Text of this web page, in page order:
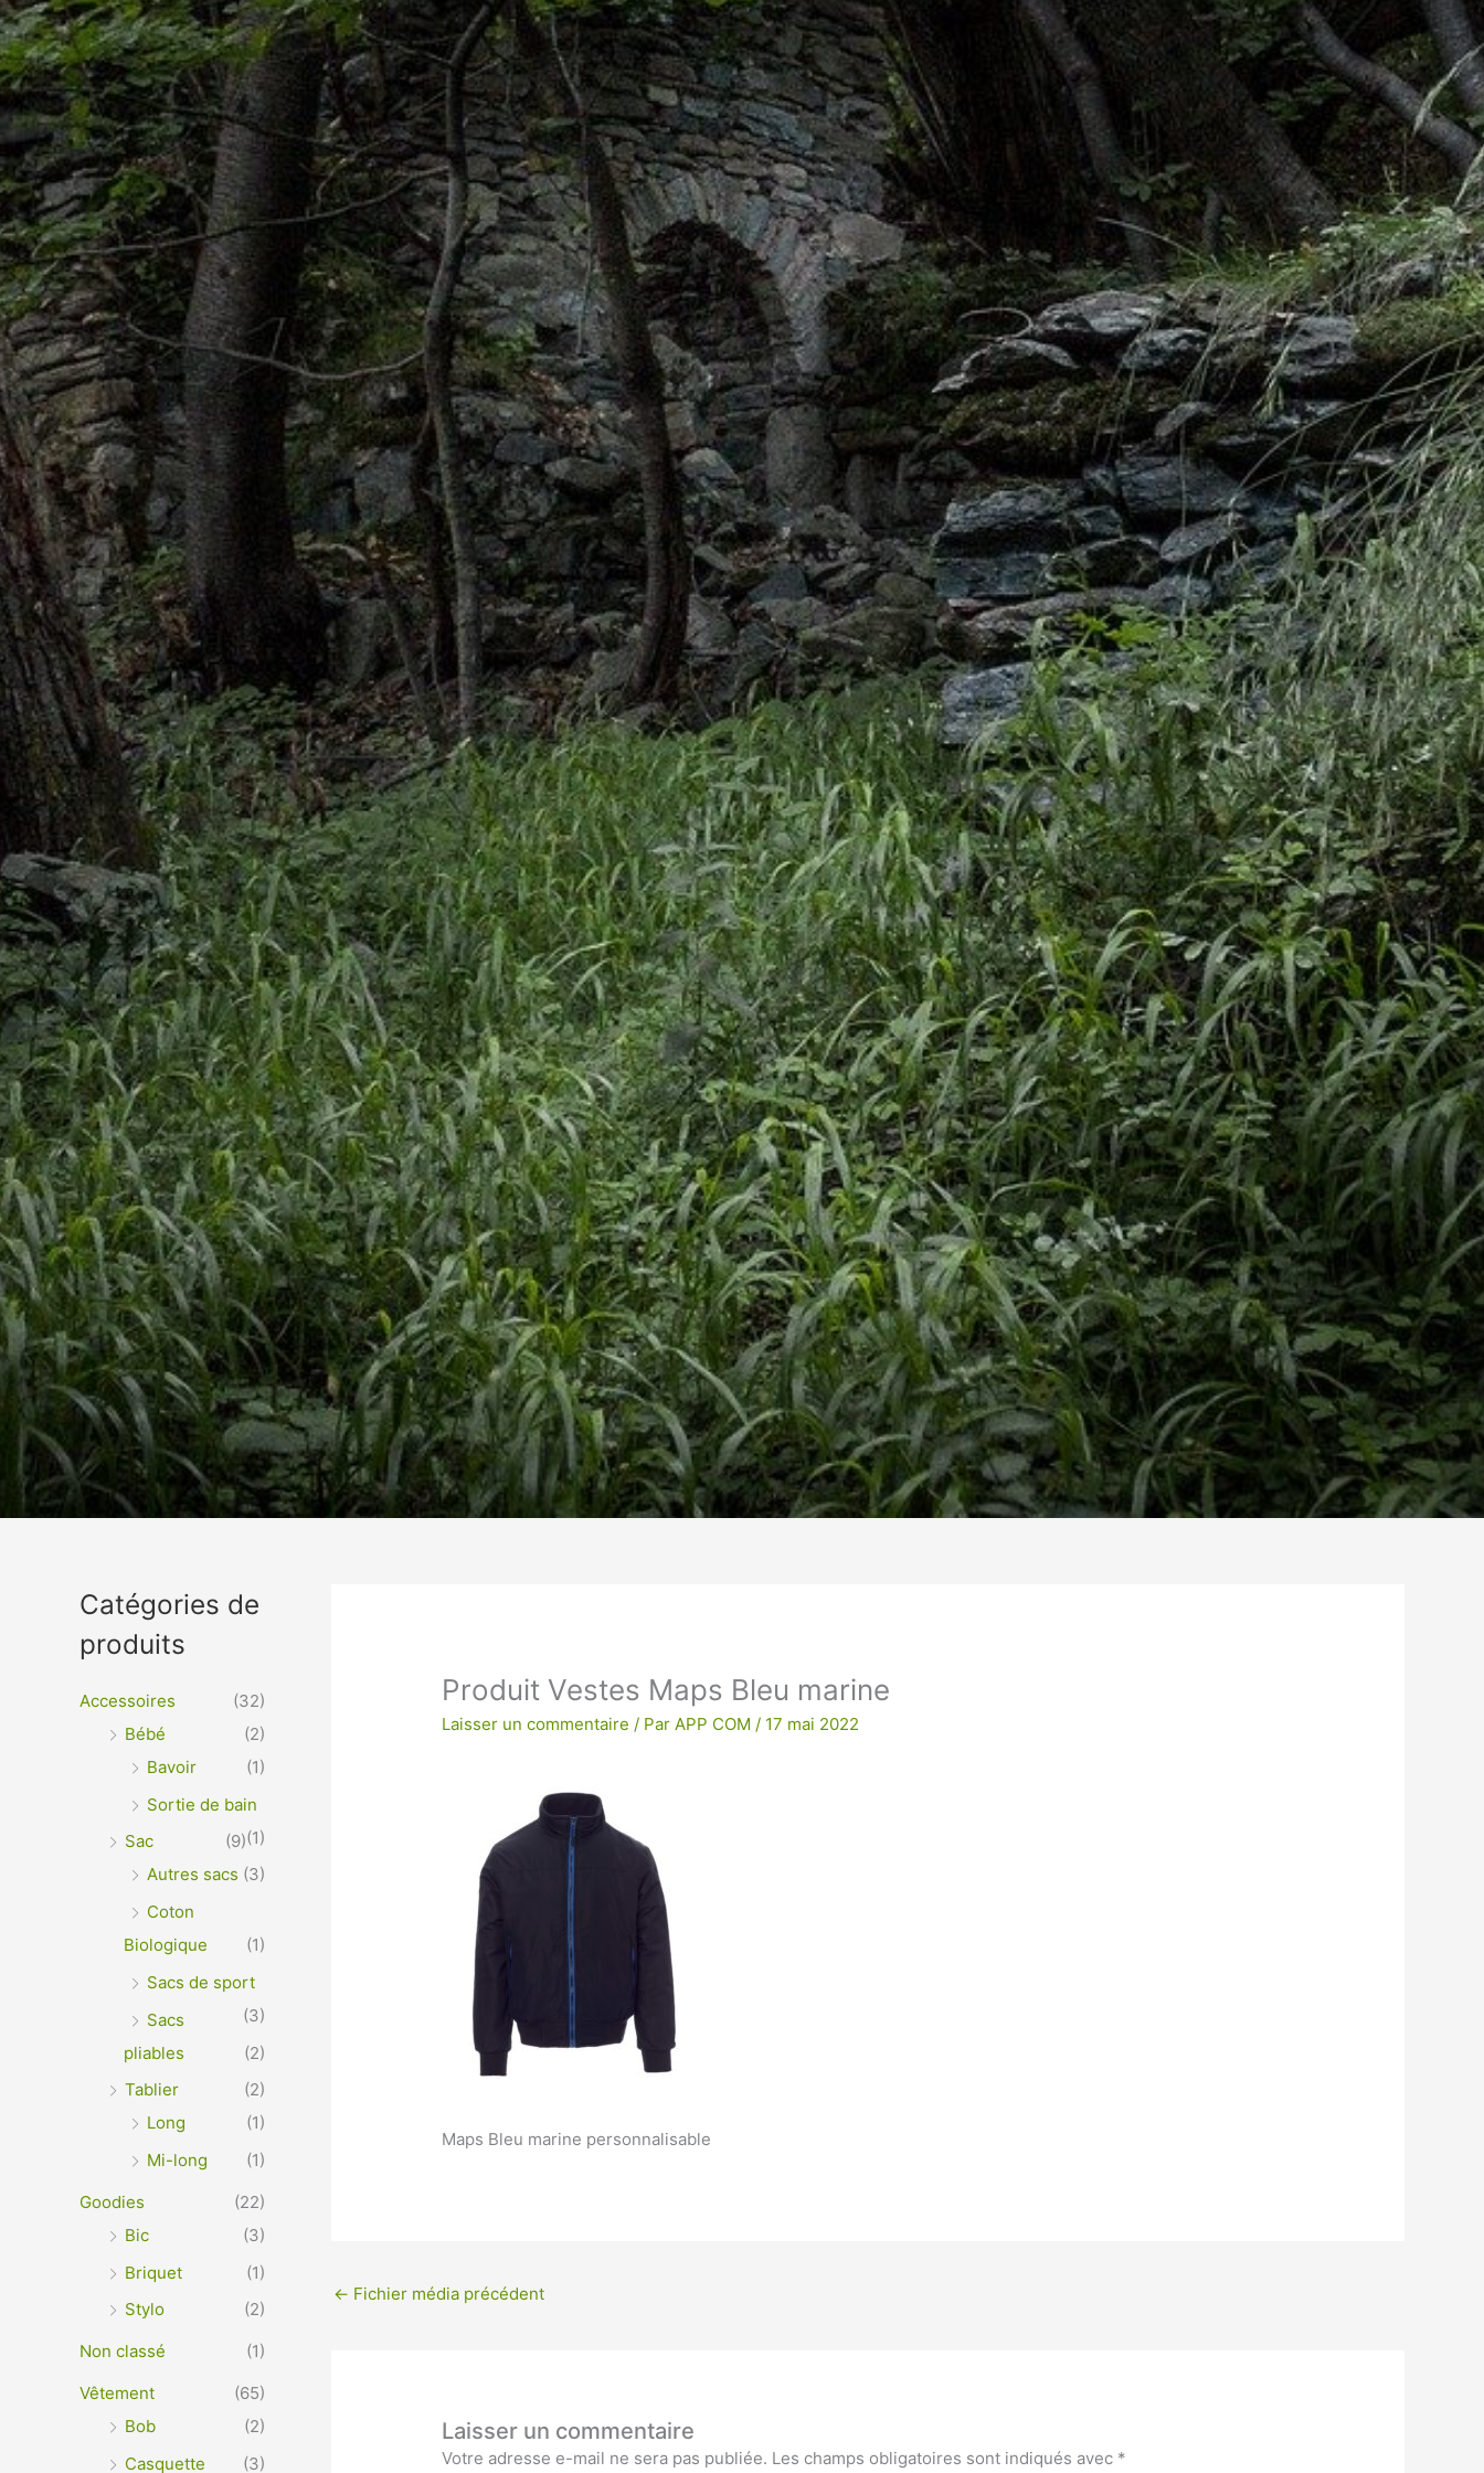
Un vêtement à votre image !
VÊTEMENTS ET OBJETS À PERSONNALISER EN BRODERIE POUR UNE QUALITE
OPTIMALE ou IMPRESSION SUR TEXTILES…
Catégories de
produits
Accessoires
(32)
Bébé
(2)
Bavoir
(1)
Sortie de bain
(1)
Sac
(9)
Autres sacs (3)
Coton
Biologique
(1)
Sacs de sport
(3)
Sacs
pliables
(2)
Tablier
(2)
Long
(1)
Mi-long
(1)
Goodies
(22)
Bic
(3)
Briquet
(1)
Stylo
(2)
Non classé
(1)
Vêtement
(65)
Bob
(2)
Casquette
(3)
Produit Vestes Maps Bleu marine
Laisser un commentaire / ParAPP COM/ 17 mai 2022
Maps Bleu marine personnalisable
← Fichier média précédent
Laisser un commentaire
Votre adresse e-mail ne sera pas publiée. Les champs obligatoires sont indiqués avec *